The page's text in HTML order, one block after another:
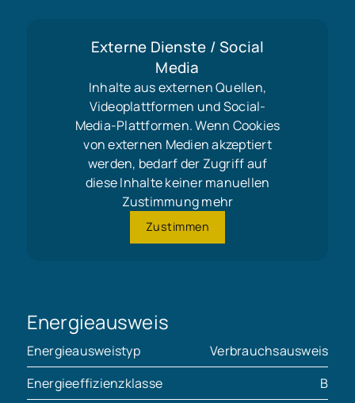
Externe Dienste / Social
Media
Inhalte aus externen Quellen,
Videoplattformen und Social-
Media-Plattformen. Wenn Cookies
von externen Medien akzeptiert
werden, bedarf der Zugriff auf
diese Inhalte keiner manuellen
Zustimmung mehr
Zustimmen
Energieausweis
Energieausweistyp
Verbrauchsausweis
Energieeffizienzklasse
B